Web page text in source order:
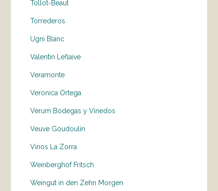
Tollot-Beaut
Torrederos
Ugni Blanc
Valentin Leflaive
Veramonte
Veronica Ortega
Verum Bodegas y Vinedos
Veuve Goudoulin
Vinos La Zorra
Weinberghof Fritsch
Weingut in den Zehn Morgen